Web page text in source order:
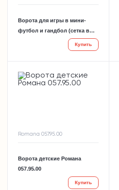
Ворота для игры в мини-
футбол и гандбол (сетка в
комплекте) Романа 203.08.00
Купить
Romana 057.95.00
Ворота детские Романа
057.95.00
Купить